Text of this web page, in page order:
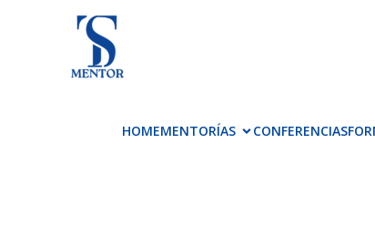
HOMEMENTORÍAS CONFERENCIAS